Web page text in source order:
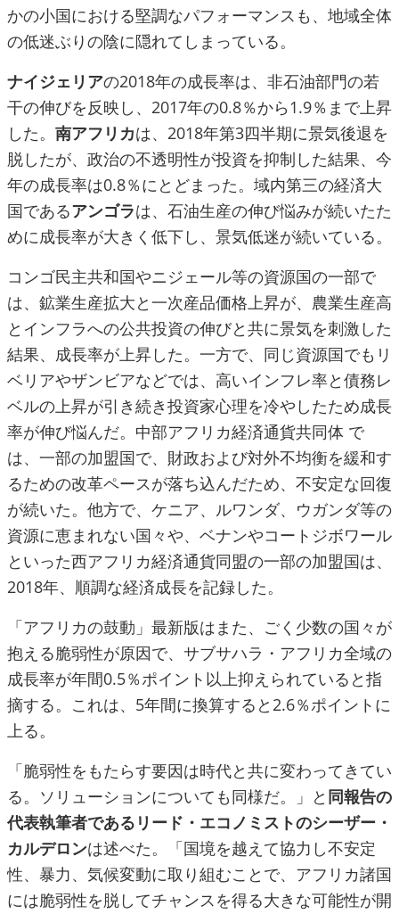
かの小国における堅調なパフォーマンスも、地域全体
の低迷ぶりの陰に隠れてしまっている。
ナイジェリアの2018年の成長率は、非石油部門の若
干の伸びを反映し、2017年の0.8％から1.9％まで上昇
した。 南アフリカは、2018年第3四半期に景気後退を
脱したが、政治の不透明性が投資を抑制した結果、今
年の成長率は0.8％にとどまった。域内第三の経済大
国であるアンゴラは、石油生産の伸び悩みが続いたた
めに成長率が大きく低下し、景気低迷が続いている。
コンゴ民主共和国やニジェール等の資源国の一部で
は、鉱業生産拡大と一次産品価格上昇が、農業生産高
とインフラへの公共投資の伸びと共に景気を刺激した
結果、成長率が上昇した。一方で、同じ資源国でもリ
ベリアやザンビアなどでは、高いインフレ率と債務レ
ベルの上昇が引き続き投資家心理を冷やしたため成長
率が伸び悩んだ。中部アフリカ経済通貨共同体 で
は、一部の加盟国で、財政および対外不均衡を緩和す
るための改革ペースが落ち込んだため、不安定な回復
が続いた。他方で、ケニア、ルワンダ、ウガンダ等の
資源に恵まれない国々や、ベナンやコートジボワール
といった西アフリカ経済通貨同盟の一部の加盟国は、
2018年、順調な経済成長を記録した。
「アフリカの鼓動」最新版はまた、ごく少数の国々が
抱える脆弱性が原因で、サブサハラ・アフリカ全域の
成長率が年間0.5％ポイント以上抑えられていると指
摘する。これは、5年間に換算すると2.6％ポイントに
上る。
「脆弱性をもたらす要因は時代と共に変わってきてい
る。ソリューションについても同様だ。」と 同報告の
代表執筆者であるリード・エコノミストのシーザー・
カルデロンは述べた。「国境を越えて協力し不安定
性、暴力、気候変動に取り組むことで、アフリカ諸国
には脆弱性を脱してチャンスを得る大きな可能性が開